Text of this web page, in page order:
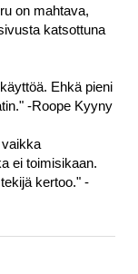
on mahtava,
katsottuna
Ehkä pieni
-Roope Kyyny
ei toimisikaan.
kertoo." -